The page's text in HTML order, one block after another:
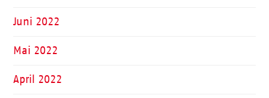
Juni 2022
Mai 2022
April 2022